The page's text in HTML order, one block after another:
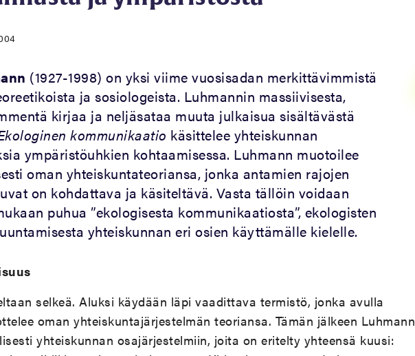
(1927-1998) on yksi viime vuosisadan merkittävimmistä
ja sosiologeista. Luhmannin massiivisesta,
kirjaa ja neljäsataa muuta julkaisua sisältävästä
kommunikaatio käsittelee yhteiskunnan
ympäristöuhkien kohtaamisessa. Luhmann muotoilee
oman yhteiskuntateoriansa, jonka antamien rajojen
on kohdattava ja käsiteltävä. Vasta tällöin voidaan
puhua ”ekologisesta kommunikaatiosta”, ekologisten
yhteiskunnan eri osien käyttämälle kielelle.
selkeä. Aluksi käydään läpi vaadittava termistö, jonka avulla
oman yhteiskuntajärjestelmän teoriansa. Tämän jälkeen Luhmann
yhteiskunnan osajärjestelmiin, joita on eritelty yhteensä kuusi: